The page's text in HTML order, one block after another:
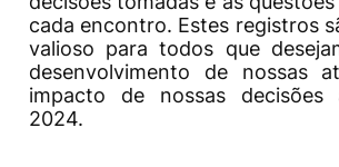
cada encontro. Estes registros
valioso para todos que
desenvolvimento de nossas
impacto de nossas
2024.